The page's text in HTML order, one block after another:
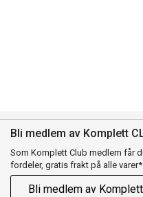
Bli medlem av Komplett
Som Komplett Club medlem får
fordeler, gratis frakt på alle
Bli medlem av